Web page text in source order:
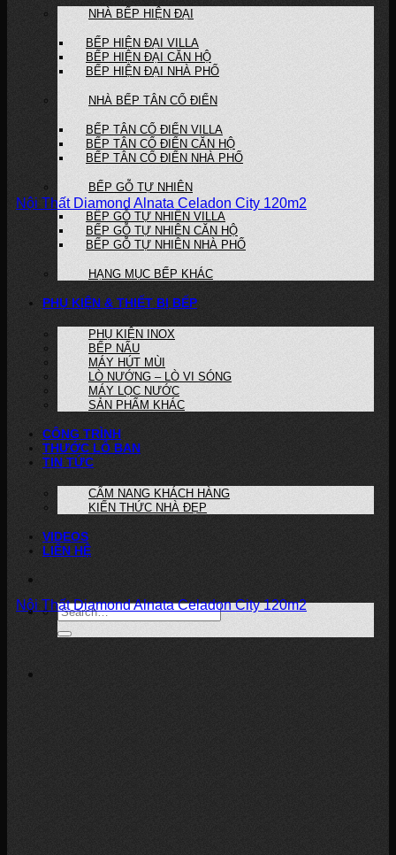
NHÀ BẾP HIỆN ĐẠI
BẾP HIỆN ĐẠI VILLA
BẾP HIỆN ĐẠI CĂN HỘ
BẾP HIỆN ĐẠI NHÀ PHỐ
NHÀ BẾP TÂN CỔ ĐIỂN
BẾP TÂN CỔ ĐIỂN VILLA
BẾP TÂN CỔ ĐIỂN CĂN HỘ
BẾP TÂN CỔ ĐIỂN NHÀ PHỐ
BẾP GỖ TỰ NHIÊN
BẾP GỖ TỰ NHIÊN VILLA
BẾP GỖ TỰ NHIÊN CĂN HỘ
BẾP GỖ TỰ NHIÊN NHÀ PHỐ
HẠNG MỤC BẾP KHÁC
PHỤ KIỆN & THIẾT BỊ BẾP
PHỤ KIỆN INOX
BẾP NẤU
MÁY HÚT MÙI
LÒ NƯỚNG – LÒ VI SÓNG
MÁY LỌC NƯỚC
SẢN PHẨM KHÁC
CÔNG TRÌNH
THƯỚC LỖ BAN
TIN TỨC
CẨM NANG KHÁCH HÀNG
KIẾN THỨC NHÀ ĐẸP
VIDEOS
LIÊN HỆ
Nội Thất Diamond Alnata Celadon City 120m2
Nội Thất Diamond Alnata Celadon City 120m2